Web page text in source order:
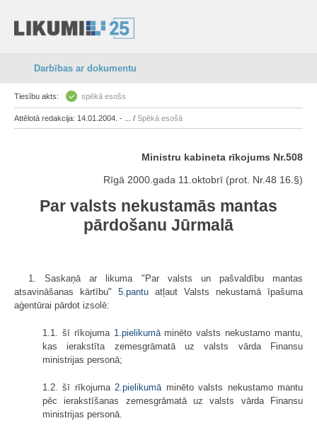
Darbības ar dokumentu
Tiesību akts: spēkā esošs
Attēlotā redakcija: 14.01.2004. - ... / Spēkā esošā
Ministru kabineta rīkojums Nr.508
Rīgā 2000.gada 11.oktobrī (prot. Nr.48 16.§)
Par valsts nekustamās mantas
pārdošanu Jūrmalā
1. Saskaņā ar likuma "Par valsts un pašvaldību mantas
atsavināšanas kārtību" 5.pantu atļaut Valsts nekustamā īpašuma
aģentūrai pārdot izsolē:
1.1. šī rīkojuma 1.pielikumāminēto valsts nekustamo mantu,
kas ierakstīta zemesgrāmatā uz valsts vārda Finansu
ministrijas personā;
1.2. šī rīkojuma 2.pielikumā minēto valsts nekustamo mantu
pēc ierakstīšanas zemesgrāmatā uz valsts vārda Finansu
ministrijas personā.